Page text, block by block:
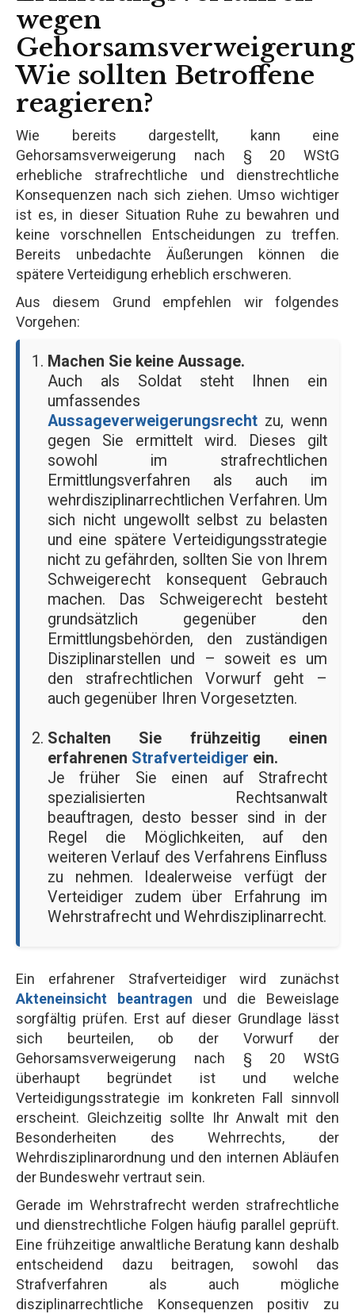
wegen
Wie sollten Betroffene
reagieren?
Wie bereits dargestellt, kann eine
Gehorsamsverweigerung nach § 20 WStG
erhebliche strafrechtliche und dienstrechtliche
Konsequenzen nach sich ziehen. Umso wichtiger
ist es, in dieser Situation Ruhe zu bewahren und
keine vorschnellen Entscheidungen zu treffen.
Bereits unbedachte Äußerungen können die
spätere Verteidigung erheblich erschweren.
Aus diesem Grund empfehlen wir folgendes
Vorgehen:
Machen Sie keine Aussage.
Auch als Soldat steht Ihnen ein
umfassendes
Aussageverweigerungsrecht zu, wenn
gegen Sie ermittelt wird. Dieses gilt
sowohl im strafrechtlichen
Ermittlungsverfahren als auch im
wehrdisziplinarrechtlichen Verfahren. Um
sich nicht ungewollt selbst zu belasten
und eine spätere Verteidigungsstrategie
nicht zu gefährden, sollten Sie von Ihrem
Schweigerecht konsequent Gebrauch
machen. Das Schweigerecht besteht
grundsätzlich gegenüber den
Ermittlungsbehörden, den zuständigen
Disziplinarstellen und – soweit es um
den strafrechtlichen Vorwurf geht –
auch gegenüber Ihren Vorgesetzten.
Schalten Sie frühzeitig einen
erfahrenen Strafverteidiger ein.
Je früher Sie einen auf Strafrecht
spezialisierten Rechtsanwalt
beauftragen, desto besser sind in der
Regel die Möglichkeiten, auf den
weiteren Verlauf des Verfahrens Einfluss
zu nehmen. Idealerweise verfügt der
Verteidiger zudem über Erfahrung im
Wehrstrafrecht und Wehrdisziplinarrecht.
Ein erfahrener Strafverteidiger wird zunächst
Akteneinsicht beantragen und die Beweislage
sorgfältig prüfen. Erst auf dieser Grundlage lässt
sich beurteilen, ob der Vorwurf der
Gehorsamsverweigerung nach § 20 WStG
überhaupt begründet ist und welche
Verteidigungsstrategie im konkreten Fall sinnvoll
erscheint. Gleichzeitig sollte Ihr Anwalt mit den
Besonderheiten des Wehrrechts, der
Wehrdisziplinarordnung und den internen Abläufen
der Bundeswehr vertraut sein.
Gerade im Wehrstrafrecht werden strafrechtliche
und dienstrechtliche Folgen häufig parallel geprüft.
Eine frühzeitige anwaltliche Beratung kann deshalb
entscheidend dazu beitragen, sowohl das
Strafverfahren als auch mögliche
disziplinarrechtliche Konsequenzen positiv zu